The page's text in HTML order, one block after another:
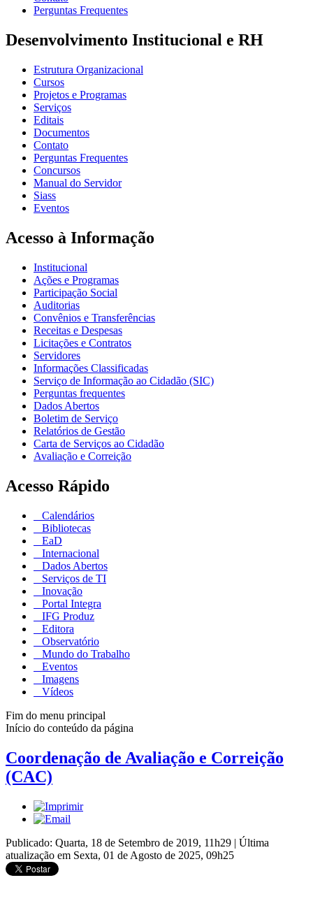
Perguntas Frequentes
Desenvolvimento Institucional e RH
Estrutura Organizacional
Cursos
Projetos e Programas
Serviços
Editais
Documentos
Contato
Perguntas Frequentes
Concursos
Manual do Servidor
Siass
Eventos
Acesso à Informação
Institucional
Ações e Programas
Participação Social
Auditorias
Convênios e Transferências
Receitas e Despesas
Licitações e Contratos
Servidores
Informações Classificadas
Serviço de Informação ao Cidadão (SIC)
Perguntas frequentes
Dados Abertos
Boletim de Serviço
Relatórios de Gestão
Carta de Serviços ao Cidadão
Avaliação e Correição
Acesso Rápido
Calendários
Bibliotecas
EaD
Internacional
Dados Abertos
Serviços de TI
Inovação
Portal Integra
IFG Produz
Editora
Observatório
Mundo do Trabalho
Eventos
Imagens
Vídeos
Fim do menu principal
Início do conteúdo da página
Coordenação de Avaliação e Correição
(CAC)
Publicado: Quarta, 18 de Setembro de 2019, 11h29 | Última
atualização em Sexta, 01 de Agosto de 2025, 09h25